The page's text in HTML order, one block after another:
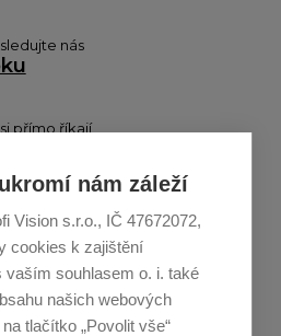
nám záleží
Vision s.r.o., IČ 47672072,
cookies k zajištění
vaším souhlasem o. i. také
našich webových
tlačítko „Povolit vše“
nás
přímo říkají